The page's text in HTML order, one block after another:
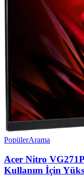
PopülerArama
Acer Nitro
Kullanım İçin